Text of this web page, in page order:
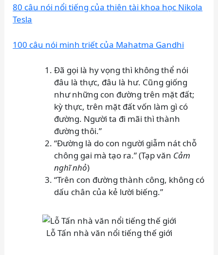
80 câu nói nổi tiếng của thiên tài khoa học Nikola
Tesla
100 câu nói minh triết của Mahatma Gandhi
Đã gọi là hy vọng thì không thể nói
đâu là thực, đâu là hư. Cũng giống
như những con đường trên mặt đất;
kỳ thực, trên mặt đất vốn làm gì có
đường. Người ta đi mãi thì thành
đường thôi.”
“Đường là do con người giẫm nát chỗ
chông gai mà tạo ra.” (Tạp văn Cảm
nghĩ nhỏ)
“Trên con đường thành công, không có
dấu chân của kẻ lười biếng.”
Lỗ Tấn nhà văn nổi tiếng thế giới